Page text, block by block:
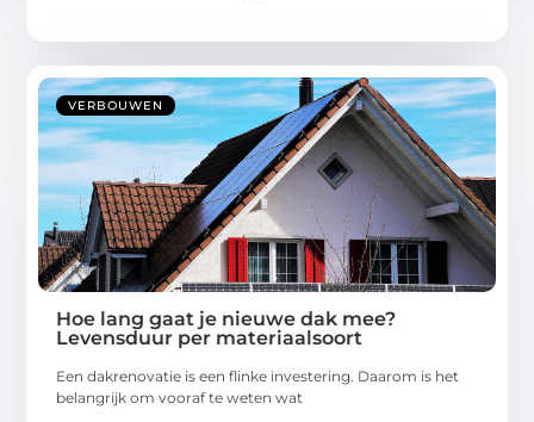
VERBOUWEN
Hoe lang gaat je nieuwe dak mee?
Levensduur per materiaalsoort
Een dakrenovatie is een flinke investering. Daarom is het
belangrijk om vooraf te weten wat